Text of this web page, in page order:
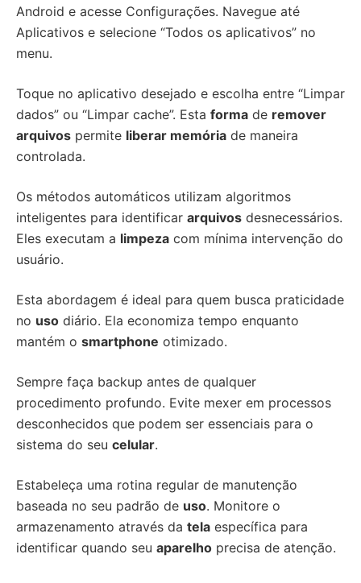
Android e acesse Configurações. Navegue até
Aplicativos e selecione “Todos os aplicativos” no
menu.
Toque no aplicativo desejado e escolha entre “Limpar
dados” ou “Limpar cache”. Esta forma de remover
arquivos permite liberar memória de maneira
controlada.
Os métodos automáticos utilizam algoritmos
inteligentes para identificar arquivos desnecessários.
Eles executam a limpeza com mínima intervenção do
usuário.
Esta abordagem é ideal para quem busca praticidade
no uso diário. Ela economiza tempo enquanto
mantém o smartphone otimizado.
Sempre faça backup antes de qualquer
procedimento profundo. Evite mexer em processos
desconhecidos que podem ser essenciais para o
sistema do seu celular.
Estabeleça uma rotina regular de manutenção
baseada no seu padrão de uso. Monitore o
armazenamento através da tela específica para
identificar quando seu aparelho precisa de atenção.